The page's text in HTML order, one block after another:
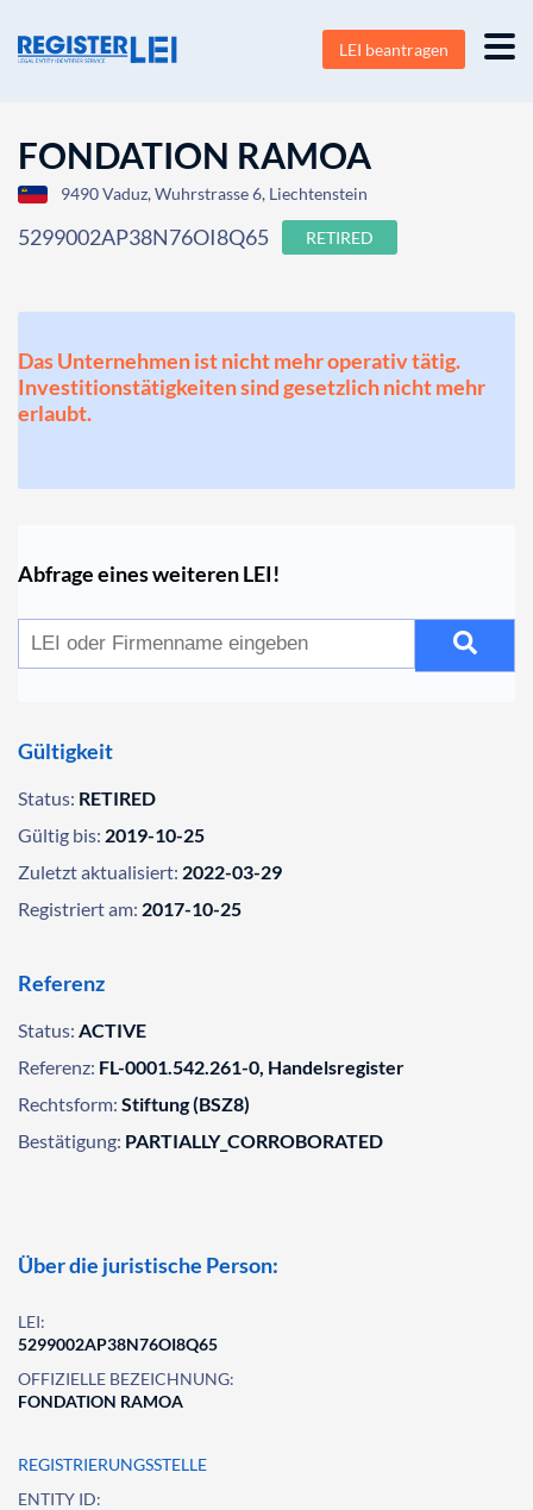
LEI beantragen
FONDATION RAMOA
9490 Vaduz, Wuhrstrasse 6, Liechtenstein
5299002AP38N76OI8Q65 RETIRED
Das Unternehmen ist nicht mehr operativ tätig.
Investitionstätigkeiten sind gesetzlich nicht mehr
erlaubt.
Abfrage eines weiteren LEI!
Gültigkeit
Status: RETIRED
Gültig bis: 2019-10-25
Zuletzt aktualisiert: 2022-03-29
Registriert am: 2017-10-25
Referenz
Status: ACTIVE
Referenz: FL-0001.542.261-0, Handelsregister
Rechtsform: Stiftung (BSZ8)
Bestätigung: PARTIALLY_CORROBORATED
Über die juristische Person:
LEI:
5299002AP38N76OI8Q65
OFFIZIELLE BEZEICHNUNG:
FONDATION RAMOA
REGISTRIERUNGSSTELLE
ENTITY ID: